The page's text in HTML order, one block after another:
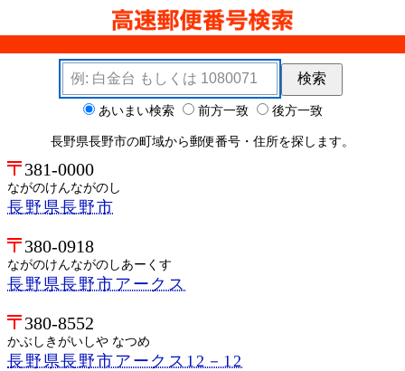
検索キーワード
検索
検索オプション あいまい検索 前方一致 後方一致
長野県長野市の町域から郵便番号・住所を探します。
381-0000
ながのけんながのし
長野県長野市
380-0918
ながのけんながのしあーくす
長野県長野市アークス
380-8552
かぶしきがいしや なつめ
長野県長野市アークス12－12